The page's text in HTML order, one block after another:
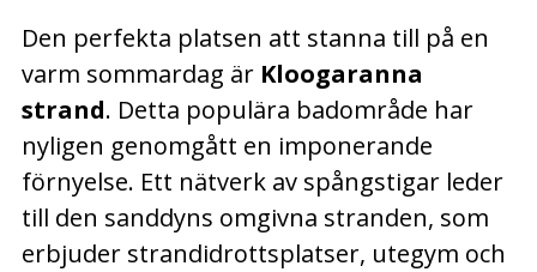
Den perfekta platsen att stanna till på en
varm sommardag är Kloogaranna
strand. Detta populära badområde har
nyligen genomgått en imponerande
förnyelse. Ett nätverk av spångstigar leder
till den sanddyns omgivna stranden, som
erbjuder strandidrottsplatser, utegym och